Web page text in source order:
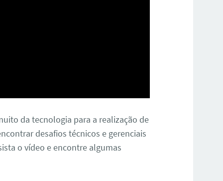
da tecnologia para a realização de
desafios técnicos e gerenciais
o vídeo e encontre algumas